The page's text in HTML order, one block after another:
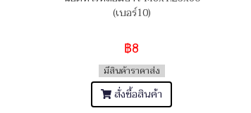
(เบอร์10)
฿8
มีสินค้าราคาส่ง
สั่งซื้อสินค้า